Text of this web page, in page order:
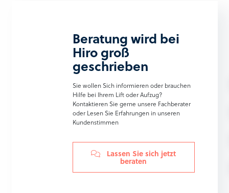
Beratung wird bei
Hiro groß
geschrieben
Sie wollen Sich informieren oder brauchen
Hilfe bei Ihrem Lift oder Aufzug?
Kontaktieren Sie gerne unsere Fachberater
oder Lesen Sie Erfahrungen in unseren
Kundenstimmen
Lassen Sie sich jetzt
beraten